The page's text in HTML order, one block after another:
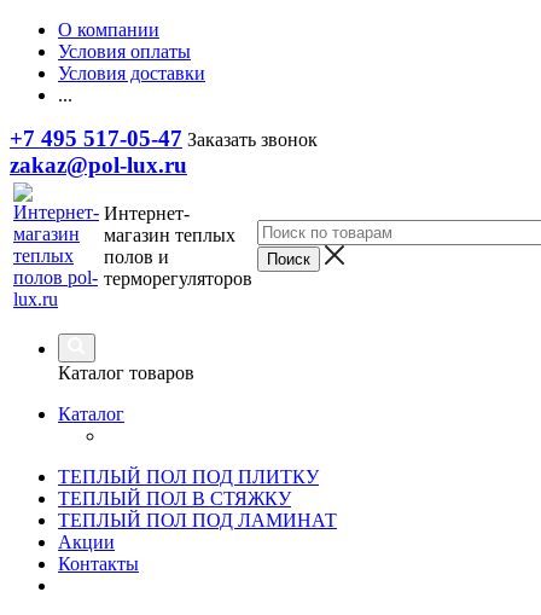
О компании
Условия оплаты
Условия доставки
...
+7 495 517-05-47 Заказать звонок
zakaz@pol-lux.ru
Интернет-
магазин теплых
полов и
терморегуляторов
Каталог товаров
Каталог
ТЕПЛЫЙ ПОЛ ПОД ПЛИТКУ
ТЕПЛЫЙ ПОЛ В СТЯЖКУ
ТЕПЛЫЙ ПОЛ ПОД ЛАМИНАТ
Акции
Контакты